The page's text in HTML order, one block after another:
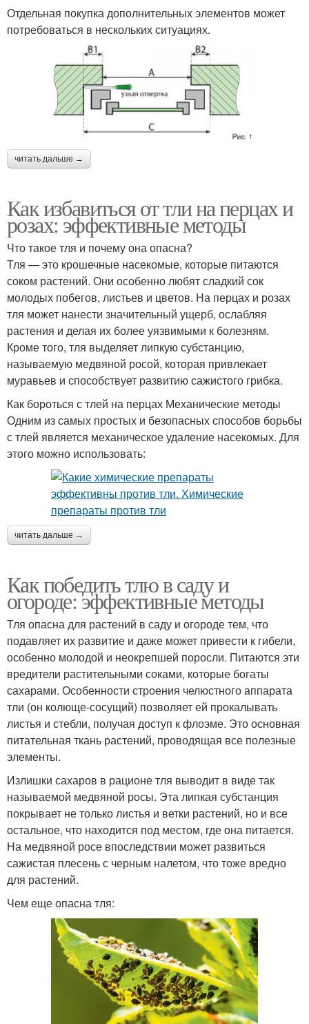
Отдельная покупка дополнительных элементов может
потребоваться в нескольких ситуациях.
читать дальше →
Как избавиться от тли на перцах и
розах: эффективные методы
Что такое тля и почему она опасна?
Тля — это крошечные насекомые, которые питаются
соком растений. Они особенно любят сладкий сок
молодых побегов, листьев и цветов. На перцах и розах
тля может нанести значительный ущерб, ослабляя
растения и делая их более уязвимыми к болезням.
Кроме того, тля выделяет липкую субстанцию,
называемую медвяной росой, которая привлекает
муравьев и способствует развитию сажистого грибка.
Как бороться с тлей на перцах Механические методы
Одним из самых простых и безопасных способов борьбы
с тлей является механическое удаление насекомых. Для
этого можно использовать:
читать дальше →
Как победить тлю в саду и
огороде: эффективные методы
Тля опасна для растений в саду и огороде тем, что
подавляет их развитие и даже может привести к гибели,
особенно молодой и неокрепшей поросли. Питаются эти
вредители растительными соками, которые богаты
сахарами. Особенности строения челюстного аппарата
тли (он колюще-сосущий) позволяет ей прокалывать
листья и стебли, получая доступ к флоэме. Это основная
питательная ткань растений, проводящая все полезные
элементы.
Излишки сахаров в рационе тля выводит в виде так
называемой медвяной росы. Эта липкая субстанция
покрывает не только листья и ветки растений, но и все
остальное, что находится под местом, где она питается.
На медвяной росе впоследствии может развиться
сажистая плесень с черным налетом, что тоже вредно
для растений.
Чем еще опасна тля: